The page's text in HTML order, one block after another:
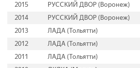
2015
РУССКИЙ ДВОР (Воронеж)
2014
РУССКИЙ ДВОР (Воронеж)
2013
ЛАДА (Тольятти)
2012
ЛАДА (Тольятти)
2011
ЛАДА (Тольятти)